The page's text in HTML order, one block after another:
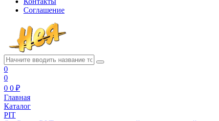
Соглашение
0
0
0 0 ₽
Главная
Каталог
PIT